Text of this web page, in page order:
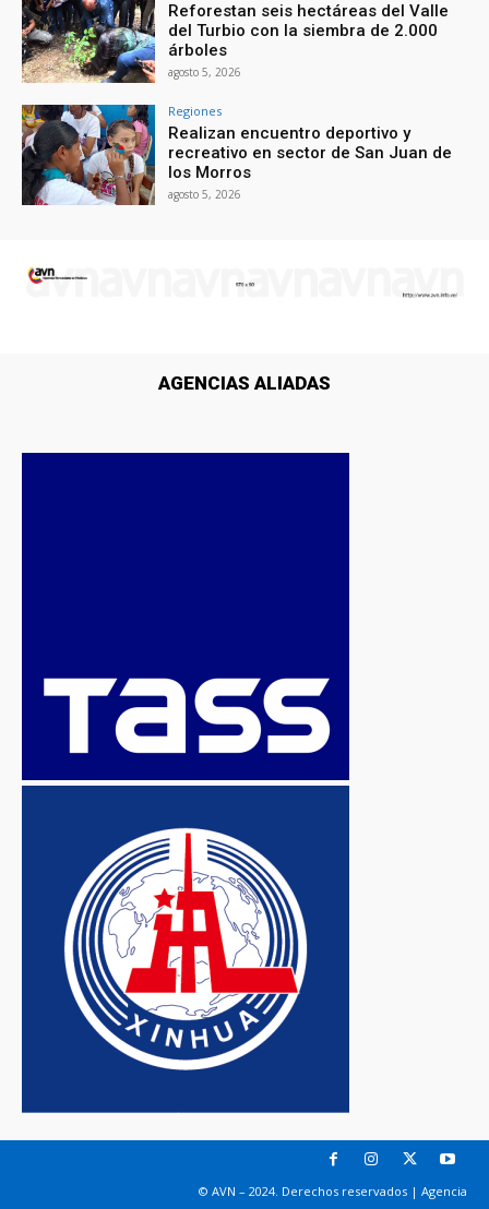
Reforestan seis hectáreas del Valle
del Turbio con la siembra de 2.000
árboles
agosto 5, 2026
Regiones
Realizan encuentro deportivo y
recreativo en sector de San Juan de
los Morros
agosto 5, 2026
AGENCIAS ALIADAS
© AVN – 2024. Derechos reservados | Agencia